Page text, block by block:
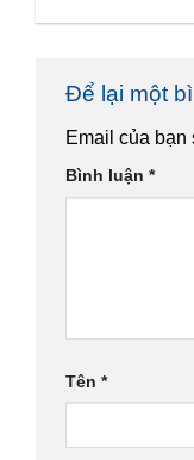
Để lại một
Email của
Bình luận *
Tên *